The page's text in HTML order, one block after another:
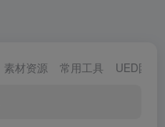
素材资源 常用工具 UED团队